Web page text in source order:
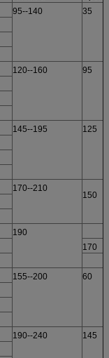
95--140
35
120--160
95
145--195
125
170--210
150
190
170
155--200
60
190--240
145